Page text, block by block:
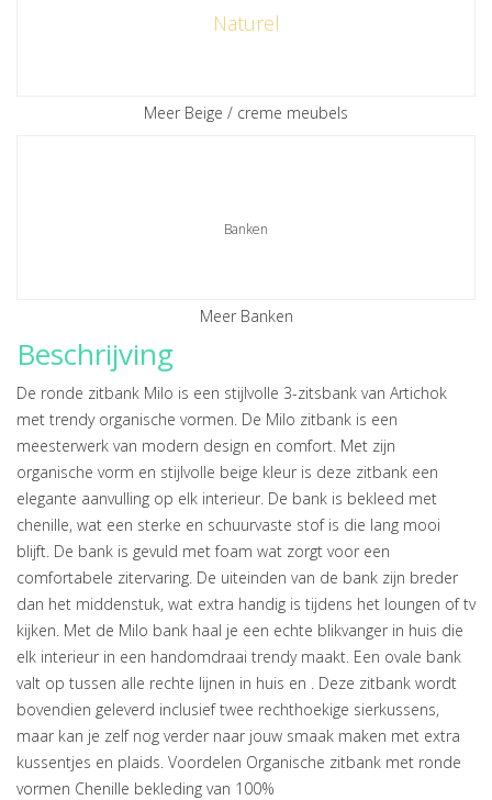
Naturel
Meer Beige / creme meubels
Banken
Meer Banken
Beschrijving
De ronde zitbank Milo is een stijlvolle 3-zitsbank van Artichok
met trendy organische vormen. De Milo zitbank is een
meesterwerk van modern design en comfort. Met zijn
organische vorm en stijlvolle beige kleur is deze zitbank een
elegante aanvulling op elk interieur. De bank is bekleed met
chenille, wat een sterke en schuurvaste stof is die lang mooi
blijft. De bank is gevuld met foam wat zorgt voor een
comfortabele zitervaring. De uiteinden van de bank zijn breder
dan het middenstuk, wat extra handig is tijdens het loungen of tv
kijken. Met de Milo bank haal je een echte blikvanger in huis die
elk interieur in een handomdraai trendy maakt. Een ovale bank
valt op tussen alle rechte lijnen in huis en . Deze zitbank wordt
bovendien geleverd inclusief twee rechthoekige sierkussens,
maar kan je zelf nog verder naar jouw smaak maken met extra
kussentjes en plaids. Voordelen Organische zitbank met ronde
vormen Chenille bekleding van 100%